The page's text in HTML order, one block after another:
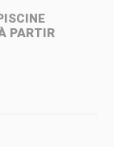
PARTIR